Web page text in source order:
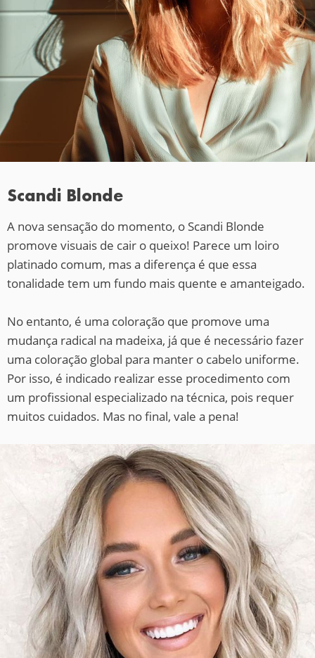
Scandi Blonde
A nova sensação do momento, o Scandi Blonde
promove visuais de cair o queixo! Parece um loiro
platinado comum, mas a diferença é que essa
tonalidade tem um fundo mais quente e amanteigado.
No entanto, é uma coloração que promove uma
mudança radical na madeixa, já que é necessário fazer
uma coloração global para manter o cabelo uniforme.
Por isso, é indicado realizar esse procedimento com
um profissional especializado na técnica, pois requer
muitos cuidados. Mas no final, vale a pena!